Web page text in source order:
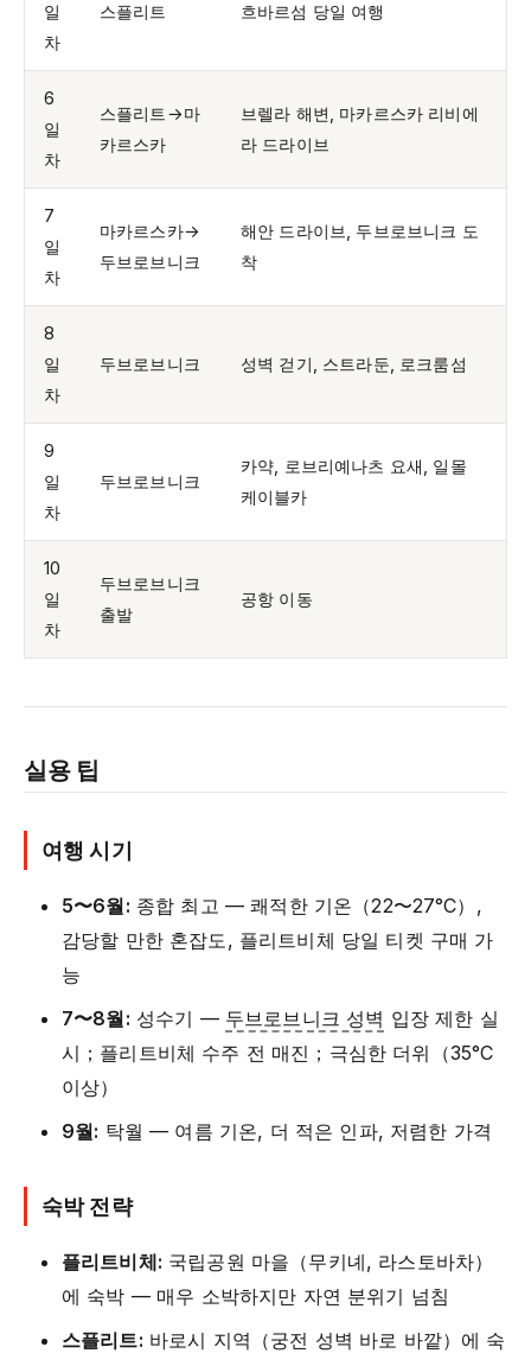
일
차
스플리트 흐바르섬 당일 여행
6
일
차
스플리트→마
카르스카
브렐라 해변, 마카르스카 리비에
라 드라이브
7
일
차
마카르스카→
두브로브니크
해안 드라이브, 두브로브니크 도
착
8
일
차
두브로브니크 성벽 걷기, 스트라둔, 로크룸섬
9
일
차
두브로브니크
카약, 로브리예나츠 요새, 일몰
케이블카
10
일
차
두브로브니크
출발
공항 이동
실용 팁
여행 시기
5〜6월: 종합 최고 — 쾌적한 기온（22〜27°C）,
감당할 만한 혼잡도, 플리트비체 당일 티켓 구매 가
능
7〜8월: 성수기 — 두브로브니크 성벽 입장 제한 실
시；플리트비체 수주 전 매진；극심한 더위（35°C
이상）
9월: 탁월 — 여름 기온, 더 적은 인파, 저렴한 가격
숙박 전략
플리트비체: 국립공원 마을（무키녜, 라스토바차）
에 숙박 — 매우 소박하지만 자연 분위기 넘침
스플리트: 바로시 지역（궁전 성벽 바로 바깥）에 숙